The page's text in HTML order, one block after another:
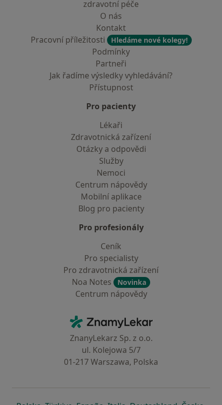
zdravotní péče
O nás
Kontakt
Pracovní příležitosti
Hledáme nové kolegy!
Podmínky
Partneři
Jak řadíme výsledky vyhledávání?
Přístupnost
Pro pacienty
Lékaři
Zdravotnická zařízení
Otázky a odpovědi
Služby
Nemoci
Centrum nápovědy
Mobilní aplikace
Blog pro pacienty
Pro profesionály
Ceník
Pro specialisty
Pro zdravotnická zařízení
Noa Notes
Novinka
Centrum nápovědy
ZnamyLekar - Hlavní stránka
ZnanyLekarz Sp. z o.o.
ul. Kolejowa 5/7
01-217 Warszawa, Polska